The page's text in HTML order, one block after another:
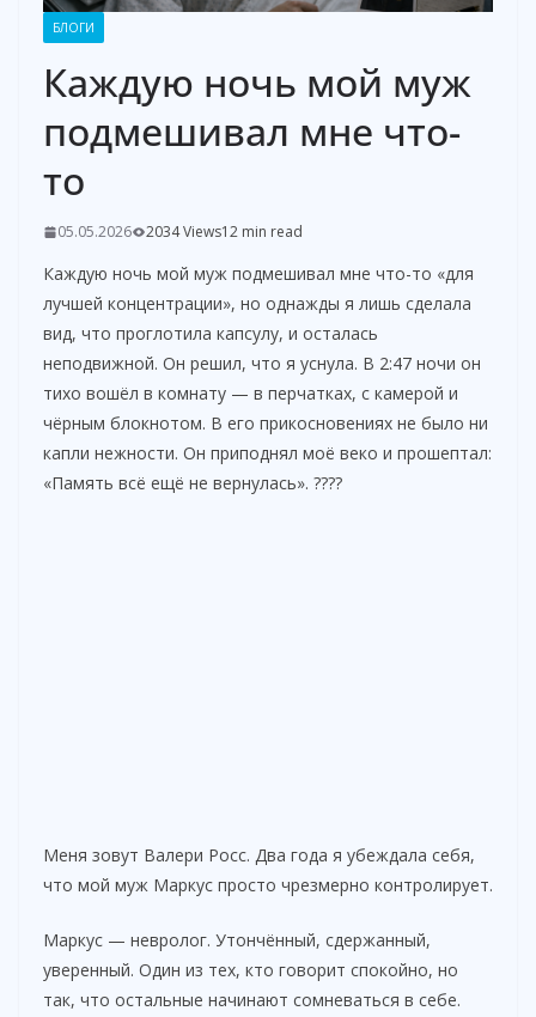
БЛОГИ
Каждую ночь мой муж
подмешивал мне что-
то
05.05.2026 2034 Views12 min read
Каждую ночь мой муж подмешивал мне что-то «для
лучшей концентрации», но однажды я лишь сделала
вид, что проглотила капсулу, и осталась
неподвижной. Он решил, что я уснула. В 2:47 ночи он
тихо вошёл в комнату — в перчатках, с камерой и
чёрным блокнотом. В его прикосновениях не было ни
капли нежности. Он приподнял моё веко и прошептал:
«Память всё ещё не вернулась». ????
Меня зовут Валери Росс. Два года я убеждала себя,
что мой муж Маркус просто чрезмерно контролирует.
Маркус — невролог. Утончённый, сдержанный,
уверенный. Один из тех, кто говорит спокойно, но
так, что остальные начинают сомневаться в себе.